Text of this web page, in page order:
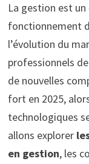
La gestion est
fonctionnement
l’évolution du
professionnels
de nouvelles
fort en 2025,
technologiques
allons explorer
en gestion, les